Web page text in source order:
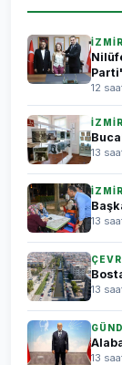
İZMİR
12
İZMİR
13
İZMİR
13
13
13